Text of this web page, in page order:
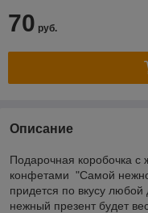
70 руб.
Описание
Подарочная коробочка с
конфетами "Самой
придется по вкусу
нежный презент будет